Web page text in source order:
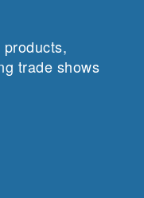
trade shows